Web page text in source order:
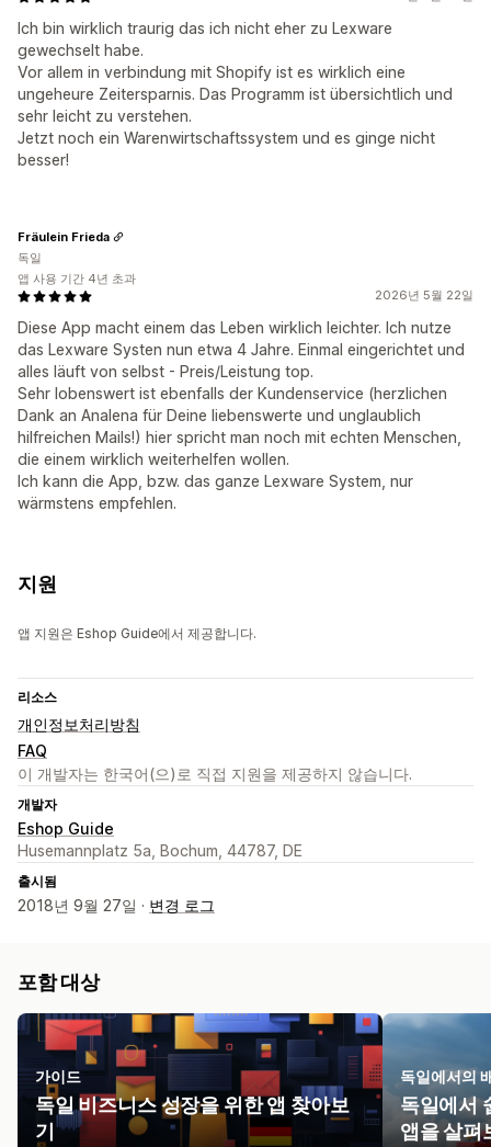
Ich bin wirklich traurig das ich nicht eher zu Lexware
gewechselt habe.
Vor allem in verbindung mit Shopify ist es wirklich eine
ungeheure Zeitersparnis. Das Programm ist übersichtlich und
sehr leicht zu verstehen.
Jetzt noch ein Warenwirtschaftssystem und es ginge nicht
besser!
2026년 5월 22일
Diese App macht einem das Leben wirklich leichter. Ich nutze
das Lexware Systen nun etwa 4 Jahre. Einmal eingerichtet und
alles läuft von selbst - Preis/Leistung top.
Sehr lobenswert ist ebenfalls der Kundenservice (herzlichen
Dank an Analena für Deine liebenswerte und unglaublich
hilfreichen Mails!) hier spricht man noch mit echten Menschen,
die einem wirklich weiterhelfen wollen.
Ich kann die App, bzw. das ganze Lexware System, nur
wärmstens empfehlen.
Fräulein Frieda
독일
앱 사용 기간 4년 초과
지원
앱 지원은 Eshop Guide에서 제공합니다.
리소스
개인정보처리방침
FAQ
이 개발자는 한국어(으)로 직접 지원을 제공하지 않습니다.
개발자
Eshop Guide
Husemannplatz 5a, Bochum, 44787, DE
출시됨
2018년 9월 27일 · 변경 로그
포함 대상
가이드
독일 비즈니스 성장을 위한 앱 찾아보
기
독일에서의
독일에서
앱을 살펴